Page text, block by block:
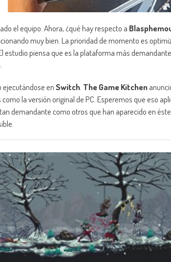
el equipo. Ahora, ¿qué hay respecto a
muy bien. La prioridad de momento es
estudio piensa que es la plataforma más
ejecutándose enSwitch. The Game Kitchen
la versión original de PC. Esperemos que eso
demandante como otros que han aparecido en